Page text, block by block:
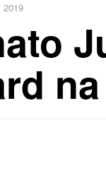
2019